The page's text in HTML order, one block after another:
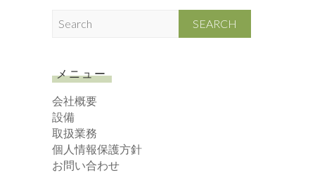
c
h
メニュー
会社概要
設備
取扱業務
個人情報保護方針
お問い合わせ